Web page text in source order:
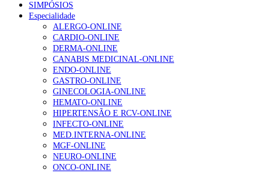
Enfermagem Forense. “Da urgência ao tribunal, cada
gesto conta e cada profissional faz a diferença”
202 visualizações
Alguns milhares de utentes podem ficar sem médico de
família com nova regras do registo, alerta associação
175 visualizações
Quase quatro em cada dez doentes com enfarte
apresentavam níveis elevados de Lp(a), revela estudo
86 visualizações
SIMPÓSIOS
Especialidade
ALERGO-ONLINE
CARDIO-ONLINE
DERMA-ONLINE
CANABIS MEDICINAL-ONLINE
ENDO-ONLINE
GASTRO-ONLINE
GINECOLOGIA-ONLINE
HEMATO-ONLINE
HIPERTENSÃO E RCV-ONLINE
INFECTO-ONLINE
MED.INTERNA-ONLINE
MGF-ONLINE
NEURO-ONLINE
ONCO-ONLINE